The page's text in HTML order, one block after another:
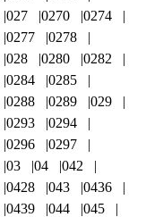
027 0270
0274
0277
0278
028 0280
0282
0284
0285
0288 0289
029
0293
0294
0296
0297
03 04
042
0428 043
0436
0439 044
045